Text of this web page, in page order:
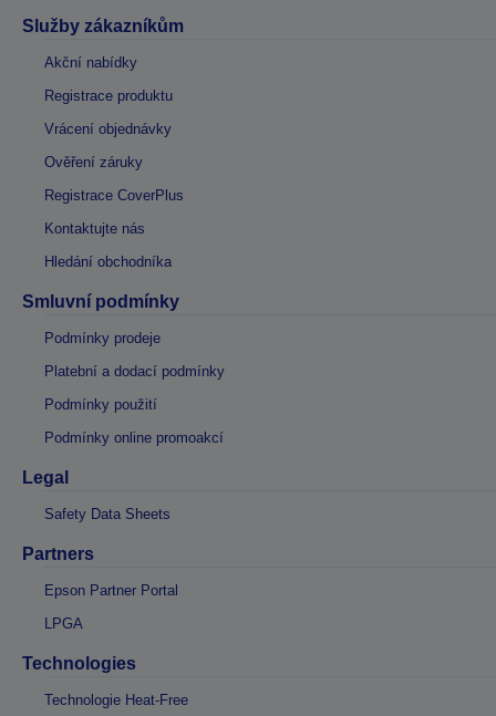
Služby zákazníkům
Akční nabídky
Registrace produktu
Vrácení objednávky
Ověření záruky
Registrace CoverPlus
Kontaktujte nás
Hledání obchodníka
Smluvní podmínky
Podmínky prodeje
Platební a dodací podmínky
Podmínky použití
Podmínky online promoakcí
Legal
Safety Data Sheets
Partners
Epson Partner Portal
LPGA
Technologies
Technologie Heat-Free